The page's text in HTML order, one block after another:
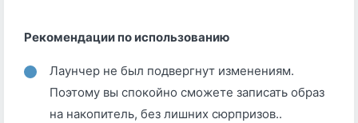
Рекомендации по использованию
Лаунчер не был подвергнут изменениям.
Поэтому вы спокойно сможете записать образ
на накопитель, без лишних сюрпризов..